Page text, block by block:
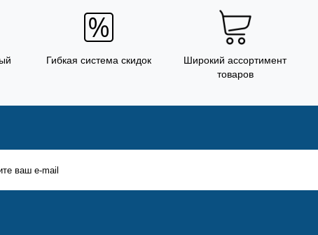
Гибкая система скидок
Широкий ассортимент
товаров